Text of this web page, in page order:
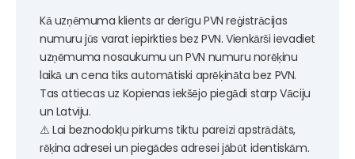
Kā uzņēmuma klients ar derīgu PVN reģistrācijas
numuru jūs varat iepirkties bez PVN. Vienkārši ievadiet
uzņēmuma nosaukumu un PVN numuru norēķinu
laikā un cena tiks automātiski aprēķināta bez PVN.
Tas attiecas uz Kopienas iekšējo piegādi starp Vāciju
un Latviju.
⚠️ Lai beznodokļu pirkums tiktu pareizi apstrādāts,
rēķina adresei un piegādes adresei jābūt identiskām.